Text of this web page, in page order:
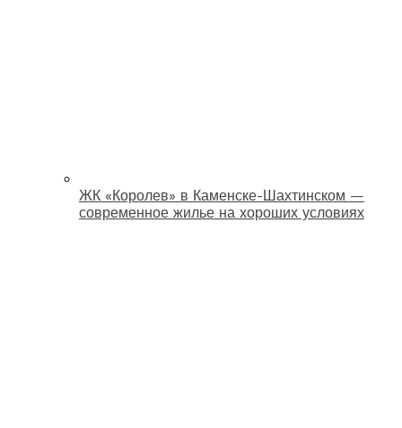
ЖК «Королев» в Каменске-Шахтинском —
современное жилье на хороших условиях